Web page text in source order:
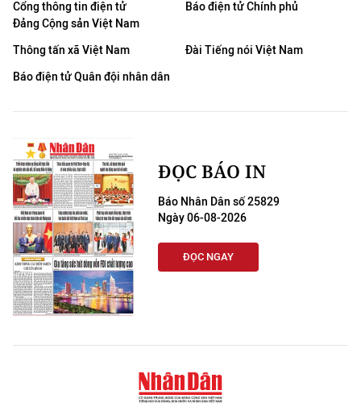
Cổng thông tin điện tử
Đảng Cộng sản Việt Nam
Báo điện tử Chính phủ
Thông tấn xã Việt Nam
Đài Tiếng nói Việt Nam
Báo điện tử Quân đội nhân dân
ĐỌC BÁO IN
Báo Nhân Dân số 25829
Ngày 06-08-2026
ĐỌC NGAY